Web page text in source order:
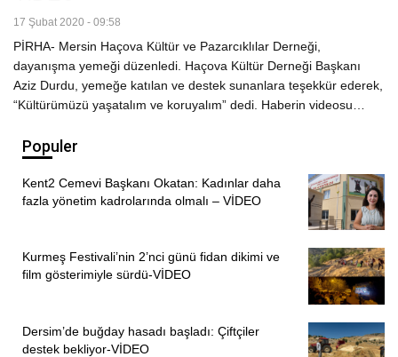
17 Şubat 2020 - 09:58
PİRHA- Mersin Haçova Kültür ve Pazarcıklılar Derneği,
dayanışma yemeği düzenledi. Haçova Kültür Derneği Başkanı
Aziz Durdu, yemeğe katılan ve destek sunanlara teşekkür ederek,
“Kültürümüzü yaşatalım ve koruyalım” dedi. Haberin videosu…
Populer
Kent2 Cemevi Başkanı Okatan: Kadınlar daha
fazla yönetim kadrolarında olmalı – VİDEO
Kurmeş Festivali’nin 2’nci günü fidan dikimi ve
film gösterimiyle sürdü-VİDEO
Dersim’de buğday hasadı başladı: Çiftçiler
destek bekliyor-VİDEO